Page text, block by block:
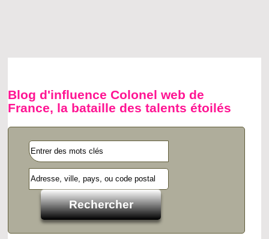
Blog d'influence Colonel web de
France, la bataille des talents étoilés